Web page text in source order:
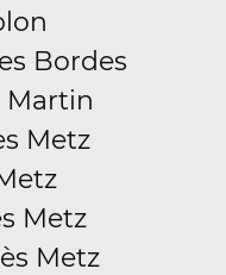
Bordes
Martin
Metz
Metz
Metz